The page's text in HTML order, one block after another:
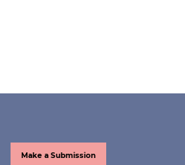
Make a Submission